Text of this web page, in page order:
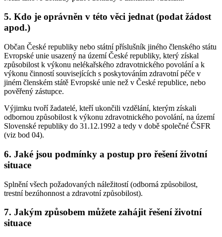
5. Kdo je oprávněn v této věci jednat (podat žádost
apod.)
Občan České republiky nebo státní příslušník jiného členského státu
Evropské unie usazený na území České republiky, který získal
způsobilost k výkonu nelékařského zdravotnického povolání a k
výkonu činností souvisejících s poskytováním zdravotní péče v
jiném členském státě Evropské unie než v České republice, nebo
pověřený zástupce.
Výjimku tvoří žadatelé, kteří ukončili vzdělání, kterým získali
odbornou způsobilost k výkonu zdravotnického povolání, na území
Slovenské republiky do 31.12.1992 a tedy v době společné ČSFR
(viz bod 04).
6. Jaké jsou podmínky a postup pro řešení životní
situace
Splnění všech požadovaných náležitostí (odborná způsobilost,
trestní bezúhonnost a zdravotní způsobilost).
7. Jakým způsobem můžete zahájit řešení životní
situace